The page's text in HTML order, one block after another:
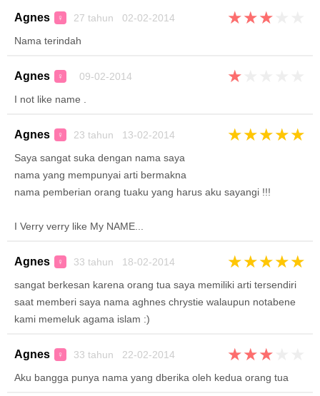
Agnes ♀ 27 tahun 02-02-2014 ★★★
Nama terindah
Agnes ♀ 09-02-2014 ★
I not like name .
Agnes ♀ 23 tahun 13-02-2014 ★★★★★
Saya sangat suka dengan nama saya
nama yang mempunyai arti bermakna
nama pemberian orang tuaku yang harus aku sayangi !!!
I Verry verry like My NAME...
Agnes ♀ 33 tahun 18-02-2014 ★★★★★
sangat berkesan karena orang tua saya memiliki arti tersendiri
saat memberi saya nama aghnes chrystie walaupun notabene
kami memeluk agama islam :)
Agnes ♀ 33 tahun 22-02-2014 ★★★
Aku bangga punya nama yang dberika oleh kedua orang tua